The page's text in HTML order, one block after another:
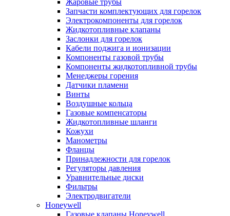
Жаровые трубы
Запчасти комплектующих для горелок
Электрокомпоненты для горелок
Жидкотопливные клапаны
Заслонки для горелок
Кабели поджига и ионизации
Компоненты газовой трубы
Компоненты жидкотопливной трубы
Менеджеры горения
Датчики пламени
Винты
Воздушные кольца
Газовые компенсаторы
Жидкотопливные шланги
Кожухи
Манометры
Фланцы
Принадлежности для горелок
Регуляторы давления
Уравнительные диски
Фильтры
Электродвигатели
Honeywell
Газовые клапаны Honeywell